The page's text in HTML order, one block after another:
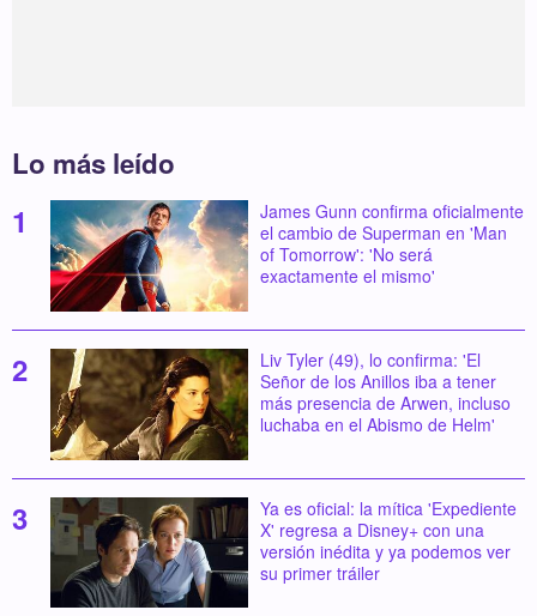
Lo más leído
James Gunn confirma oficialmente
el cambio de Superman en 'Man
of Tomorrow': 'No será
exactamente el mismo'
Liv Tyler (49), lo confirma: 'El
Señor de los Anillos iba a tener
más presencia de Arwen, incluso
luchaba en el Abismo de Helm'
Ya es oficial: la mítica 'Expediente
X' regresa a Disney+ con una
versión inédita y ya podemos ver
su primer tráiler